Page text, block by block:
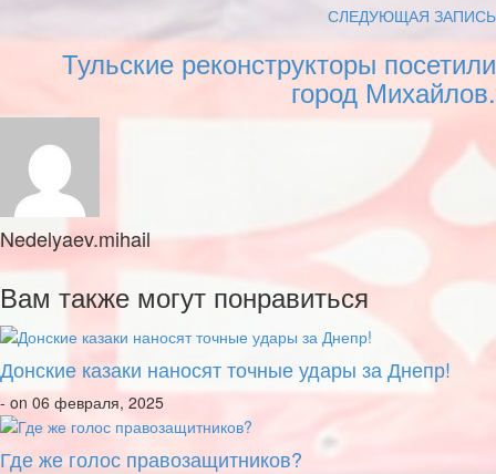
СЛЕДУЮЩАЯ ЗАПИСЬ
Тульские реконструкторы посетили
город Михайлов.
Nedelyaev.mihail
Вам также могут понравиться
Донские казаки наносят точные удары за Днепр!
- on 06 февраля, 2025
Где же голос правозащитников?